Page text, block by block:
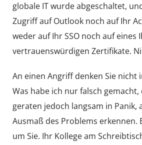
globale IT wurde abgeschaltet,
Zugriff auf Outlook noch auf Ihr
weder auf Ihr SSO noch auf eines
vertrauenswürdigen Zertifikate.
An einen Angriff denken Sie nicht
Was habe ich nur falsch gemacht,
geraten jedoch langsam in Panik,
Ausmaß des Problems erkennen.
um Sie. Ihr Kollege am